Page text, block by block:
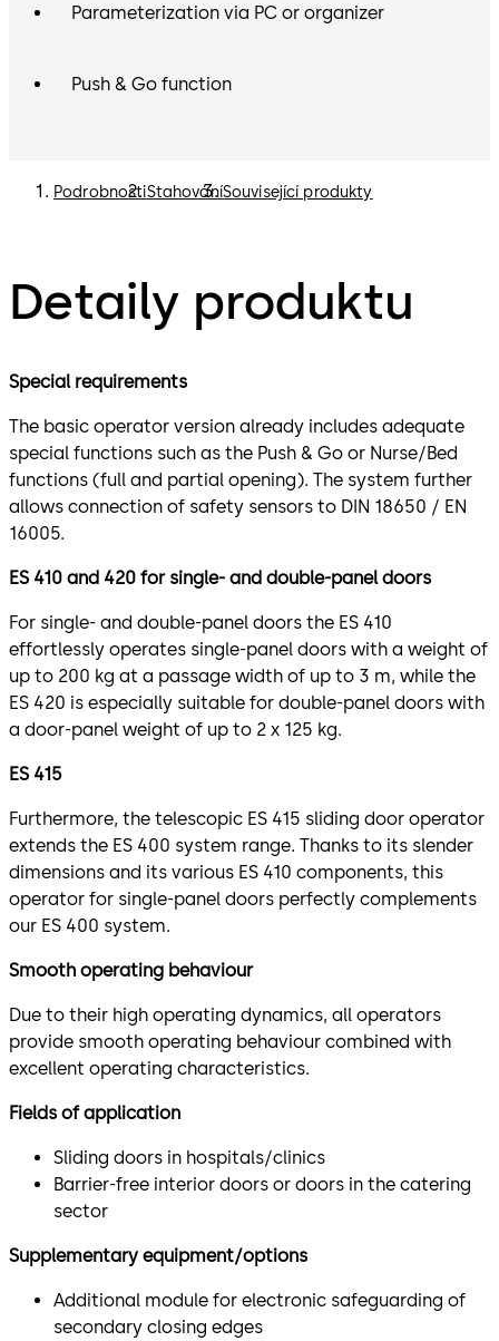
Parameterization via PC or organizer
Push & Go function
PodrobnostiStahováníSouvisející produkty
Detaily produktu
Special requirements
The basic operator version already includes adequate
special functions such as the Push & Go or Nurse/Bed
functions (full and partial opening). The system further
allows connection of safety sensors to DIN 18650 / EN
16005.
ES 410 and 420 for single- and double-panel doors
For single- and double-panel doors the ES 410
effortlessly operates single-panel doors with a weight of
up to 200 kg at a passage width of up to 3 m, while the
ES 420 is especially suitable for double-panel doors with
a door-panel weight of up to 2 x 125 kg.
ES 415
Furthermore, the telescopic ES 415 sliding door operator
extends the ES 400 system range. Thanks to its slender
dimensions and its various ES 410 components, this
operator for single-panel doors perfectly complements
our ES 400 system.
Smooth operating behaviour
Due to their high operating dynamics, all operators
provide smooth operating behaviour combined with
excellent operating characteristics.
Fields of application
Sliding doors in hospitals/clinics
Barrier-free interior doors or doors in the catering
sector
Supplementary equipment/options
Additional module for electronic safeguarding of
secondary closing edges